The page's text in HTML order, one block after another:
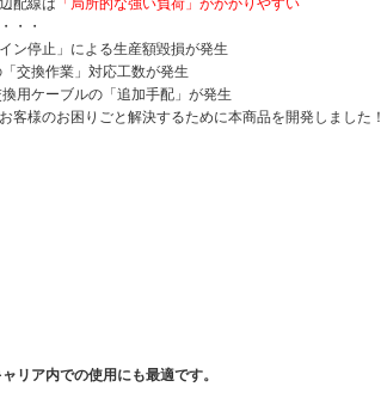
配線は 「局所的な強い負荷」がかかりやすい
・・
ン停止」による生産額毀損が発生
交換作業」対応工数が発生
用ケーブルの「追加手配」が発生
客様のお困りごと解決するために本商品を開発しました！
ア内での使用にも最適です。